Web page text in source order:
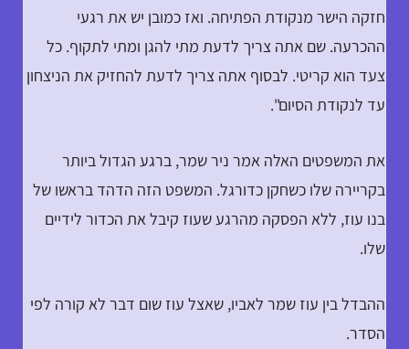
חזקה הישר מנקודת הפתיחה. ואז כמובן יש את רגעי
ההכרעה. שם אתה צריך לדעת מתי להגן ומתי לתקוף. כל
צעד הוא קריטי. לבסוף אתה צריך לדעת להחזיק את הניצחון
עד לנקודת הסיום".
את המשפטים האלה אמר ניר שמר, ברגע הגדול ביותר
בקריירה שלו כשחקן כדורגל. המשפט הזה הדהד בראשו של
בנו עוז, ללא הפסקה מהרגע שעוז קיבל את הכדור לידיים
שלו.
ההבדל בין עוז שמר לאביו, שאצל עוז שום דבר לא קורה לפי
הסדר.